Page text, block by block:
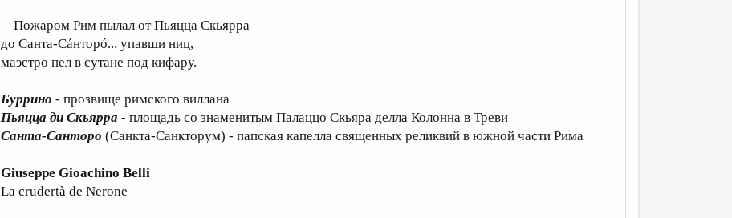
Пожаром Рим пылал от Пьяцца Скьярра
до Санта-Сáнторó... упавши ниц,
маэстро пел в сутане под кифару.
Буррино - прозвище римского виллана
Пьяцца ди Скьярра - площадь со знаменитым Палаццо Скьяра делла Колонна в Треви
Санта-Санторо (Санкта-Санкторум) - папская капелла священных реликвий в южной части Рима
Giuseppe Gioachino Belli
La crudertà de Nerone